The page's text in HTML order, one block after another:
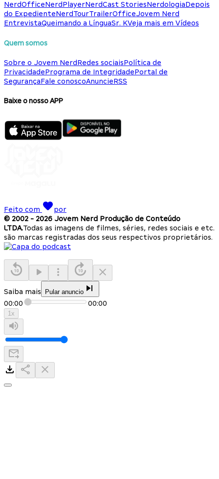
NerdOfficeNerdPlayerNerdCast StoriesNerdologiaDepois
do ExpedienteNerdTourTrailerOfficeJovem Nerd
EntrevistaQueimando a LínguaSr. KVeja mais em Vídeos
Quem somos
Sobre o Jovem NerdRedes sociaisPolítica de
PrivacidadePrograma de IntegridadePortal de
SegurançaFale conoscoAnuncieRSS
Baixe o nosso APP
Feito com
por
© 2002 - 2026 Jovem Nerd Produção de Conteúdo
LTDA.Todas as imagens de filmes, séries, redes sociais e etc.
são marcas registradas dos seus respectivos proprietários.
Saiba mais Pular anuncio
00:00 00:00
1x